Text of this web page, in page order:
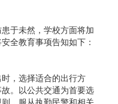
于未然，学校方面将加
全教育事项告知如下：
，选择适合的出行方
。以公共交通为首要选
，服从执勤民警和相关